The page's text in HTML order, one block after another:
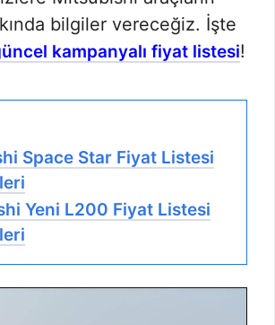
bilgiler vereceğiz. İşte
kampanyalı fiyat listesi!
Space Star Fiyat Listesi
Yeni L200 Fiyat Listesi